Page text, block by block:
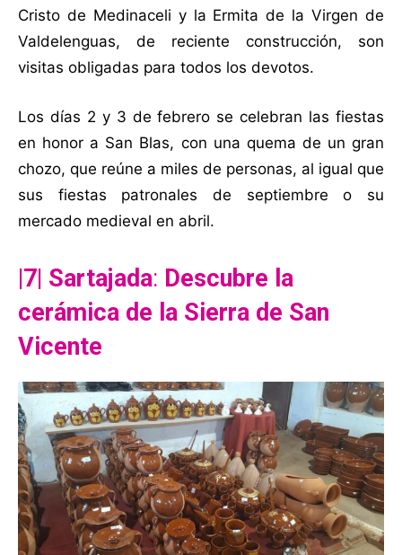
Cristo de Medinaceli y la Ermita de la Virgen de
Valdelenguas, de reciente construcción, son
visitas obligadas para todos los devotos.
Los días 2 y 3 de febrero se celebran las fiestas
en honor a San Blas, con una quema de un gran
chozo, que reúne a miles de personas, al igual que
sus fiestas patronales de septiembre o su
mercado medieval en abril.
|7| Sartajada: Descubre la
cerámica de la Sierra de San
Vicente